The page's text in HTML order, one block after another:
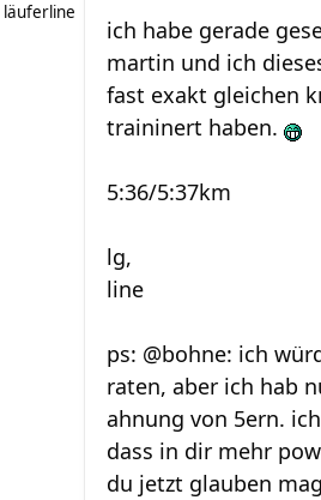
läuferline
ich habe gerade
martin und ich
fast exakt gleichen
traininert haben.
5:36/5:37km
lg,
line
ps: @bohne: ich
raten, aber ich hab
ahnung von 5ern.
dass in dir mehr
du jetzt glauben